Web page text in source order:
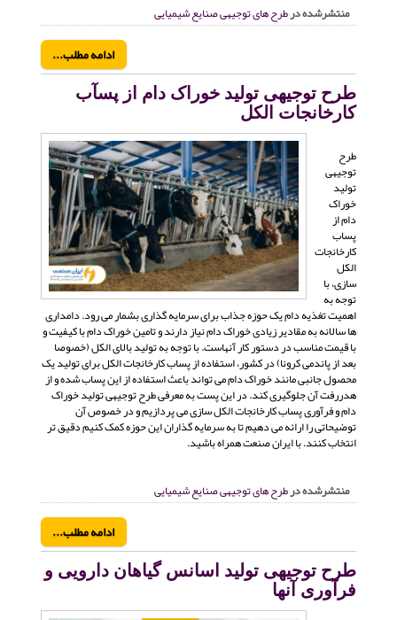
منتشرشده درطرح های توجیهی صنایع شیمیایی
ادامه مطلب...
طرح توجیهی تولید خوراک دام از پسآب
کارخانجات الکل
طرح
توجیهی
تولید
خوراک
دام از
پساب
کارخانجات
الکل
سازی، با
توجه به
اهمیت تغذیه دام یک حوزه جذاب برای سرمایه گذاری بشمار می رود. دامداری
ها سالانه به مقادیر زیادی خوراک دام نیاز دارند و تامین خوراک دام با کیفیت و
با قیمت مناسب در دستور کار آنهاست. با توجه به تولید بالای الکل (خصوصا
بعد از پاندمی کرونا) در کشور، استفاده از پساب کارخانجات الکل برای تولید یک
محصول جانبی مانند خوراک دام می تواند باعث استفاده از این پساب شده و از
هدررفت آن جلوگیری کند. در این پست به معرفی طرح توجیهی تولید خوراک
دام و فرآوری پساب کارخانجات الکل سازی می پردازیم و در خصوص آن
توضیحاتی را ارائه می دهیم تا به سرمایه گذاران این حوزه کمک کنیم دقیق تر
انتخاب کنند. با ایران صنعت همراه باشید.
منتشرشده درطرح های توجیهی صنایع شیمیایی
ادامه مطلب...
طرح توجیهی تولید اسانس گیاهان دارویی و
فرآوری آنها